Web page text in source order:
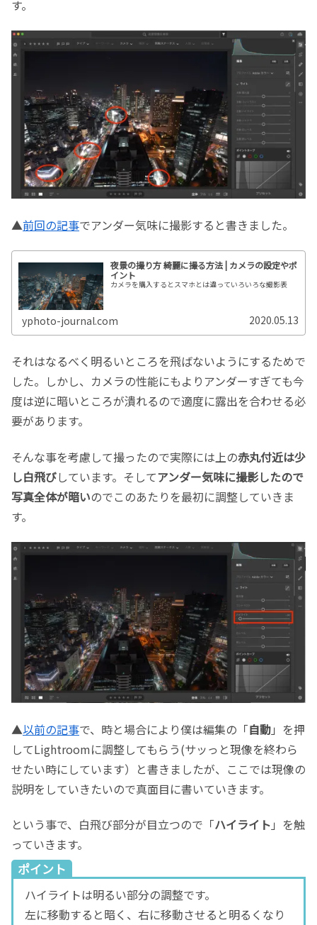
す。
▲前回の記事でアンダー気味に撮影すると書きました。
夜景の撮り方 綺麗に撮る方法 | カメラの設定やポ
イント
カメラを購入するとスマホとは違っていろいろな撮影表
yphoto-journal.com 2020.05.13
それはなるべく明るいところを飛ばないようにするためで
した。しかし、カメラの性能にもよりアンダーすぎても今
度は逆に暗いところが潰れるので適度に露出を合わせる必
要があります。
そんな事を考慮して撮ったので実際には上の赤丸付近は少
し白飛びしています。そしてアンダー気味に撮影したので
写真全体が暗いのでこのあたりを最初に調整していきま
す。
▲以前の記事で、時と場合により僕は編集の「自動」を押
してLightroomに調整してもらう(サッっと現像を終わら
せたい時にしています）と書きましたが、ここでは現像の
説明をしていきたいので真面目に書いていきます。
という事で、白飛び部分が目立つので「ハイライト 」を触
っていきます。
ポイント
ハイライトは明るい部分の調整です。
左に移動すると暗く、右に移動させると明るくなり